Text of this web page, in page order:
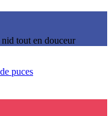
tout en douceur
puces